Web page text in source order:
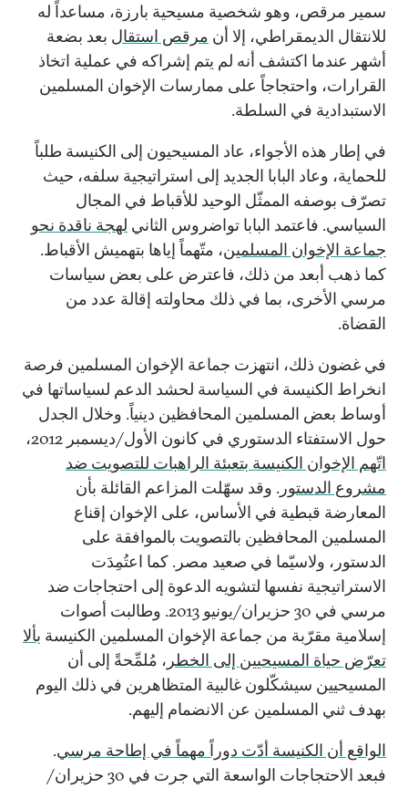
سمير مرقص، وهو شخصية مسيحية بارزة، مساعداً له
للانتقال الديمقراطي، إلا أن مرقص استقال بعد بضعة
أشهر عندما اكتشف أنه لم يتم إشراكه في عملية اتخاذ
القرارات، واحتجاجاً على ممارسات الإخوان المسلمين
الاستبدادية في السلطة.
في إطار هذه الأجواء، عاد المسيحيون إلى الكنيسة طلباً
للحماية، وعاد البابا الجديد إلى استراتيجية سلفه، حيث
تصرّف بوصفه الممثّل الوحيد للأقباط في المجال
السياسي. فاعتمد البابا تواضروس الثاني لهجة ناقدة نحو
جماعة الإخوان المسلمين، متّهماً إياها بتهميش الأقباط.
كما ذهب أبعد من ذلك، فاعترض على بعض سياسات
مرسي الأخرى، بما في ذلك محاولته إقالة عدد من
القضاة.
في غضون ذلك، انتهزت جماعة الإخوان المسلمين فرصة
انخراط الكنيسة في السياسة لحشد الدعم لسياساتها في
أوساط بعض المسلمين المحافظين دينياً. وخلال الجدل
حول الاستفتاء الدستوري في كانون الأول/ديسمبر 2012،
اتّهم الإخوان الكنيسة بتعبئة الراهبات للتصويت ضد
مشروع الدستور . وقد سهّلت المزاعم القائلة بأن
المعارضة قبطية في الأساس، على الإخوان إقناع
المسلمين المحافظين بالتصويت بالموافقة على
الدستور، ولاسيّما في صعيد مصر. كما اعتُمِدَت
الاستراتيجية نفسها لتشويه الدعوة إلى احتجاجات ضد
مرسي في 30 حزيران/يونيو 2013. وطالبت أصوات
إسلامية مقرّبة من جماعة الإخوان المسلمين الكنيسة بألا
تعرّض حياة المسيحيين إلى الخطر ، مُلمِّحةً إلى أن
المسيحيين سيشكّلون غالبية المتظاهرين في ذلك اليوم
بهدف ثني المسلمين عن الانضمام إليهم.
الواقع أن الكنيسة أدّت دوراً مهماً في إطاحة مرسي.
فبعد الاحتجاجات الواسعة التي جرت في 30 حزيران/